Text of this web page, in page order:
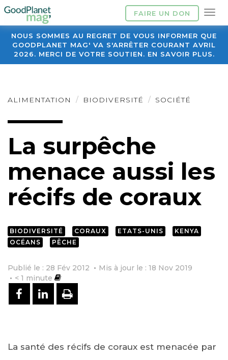
FAIRE UN DON
NOUS SOMMES AU REGRET DE VOUS INFORMER QUE
GOODPLANET MAG' VA S'ARRÊTER COURANT AVRIL
2026. MERCI DE VOTRE SOUTIEN. EN SAVOIR PLUS.
ALIMENTATION BIODIVERSITÉ SOCIÉTÉ
La surpêche
menace aussi les
récifs de coraux
BIODIVERSITÉ CORAUX ETATS-UNIS
KENYA
OCÉANS
PÊCHE
Publié le : 28 Fév 2012
Mis à jour le : 18 Nov 2019
< 1 minute
PARTAGER SUR FACEBOOK
PARTAGER SUR LINKEDIN
IMPRIMER
La santé des récifs de coraux est menacée par